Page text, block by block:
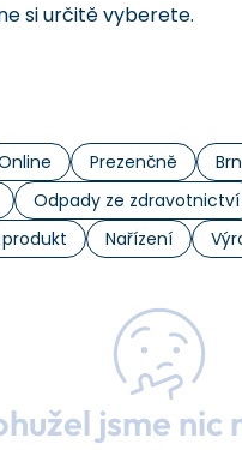
si určitě vyberete.
Prezenčně
Odpady ze zdravotnictví
Nařízení
jsme nic